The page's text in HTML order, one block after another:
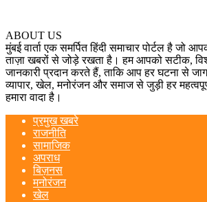
ABOUT US
मुंबई वार्ता एक समर्पित हिंदी समाचार पोर्टल है जो
ताज़ा खबरों से जोड़े रखता है। हम आपको सटीक,
जानकारी प्रदान करते हैं, ताकि आप हर घटना से
व्यापार, खेल, मनोरंजन और समाज से जुड़ी हर
हमारा वादा है।
प्रमुख खबरे
राजनीति
सामाजिक
अपराध
बिज़नस
मनोरंजन
खेल